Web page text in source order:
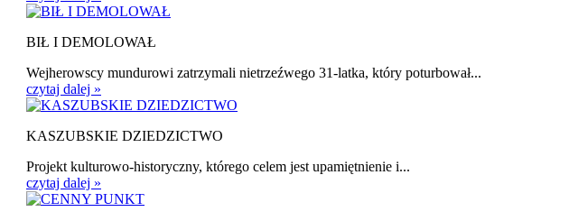
BIŁ I DEMOLOWAŁ
Wejherowscy mundurowi zatrzymali nietrzeźwego 31-latka, który poturbował...
czytaj dalej »
KASZUBSKIE DZIEDZICTWO
Projekt kulturowo-historyczny, którego celem jest upamiętnienie i...
czytaj dalej »